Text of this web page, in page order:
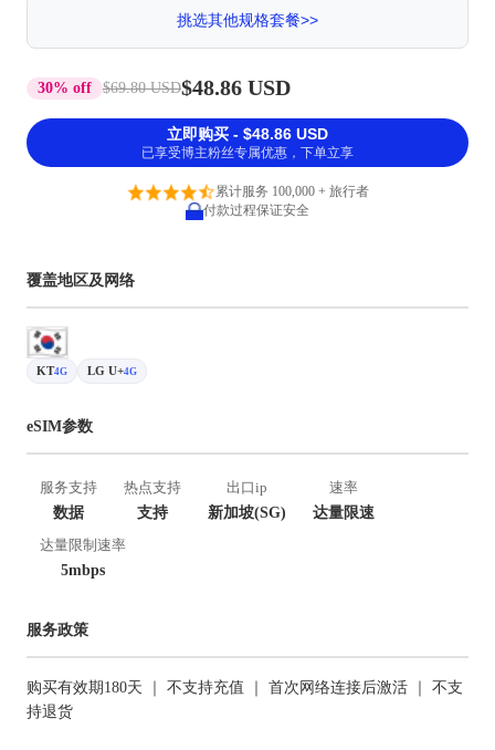
挑选其他规格套餐>>
30% off $69.80 USD$48.86 USD
立即购买 - $48.86 USD
已享受博主粉丝专属优惠，下单立享
累计服务 100,000 + 旅行者
付款过程保证安全
覆盖地区及网络
KT4G LG U+4G
eSIM参数
服务支持
数据
热点支持
支持
出口ip
新加坡(SG)
速率
达量限速
达量限制速率
5mbps
服务政策
购买有效期180天 ｜ 不支持充值 ｜ 首次网络连接后激活 ｜ 不支
持退货